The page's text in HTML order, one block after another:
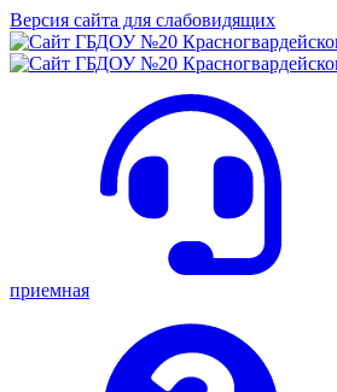
Версия сайта для слабовидящих
приемная